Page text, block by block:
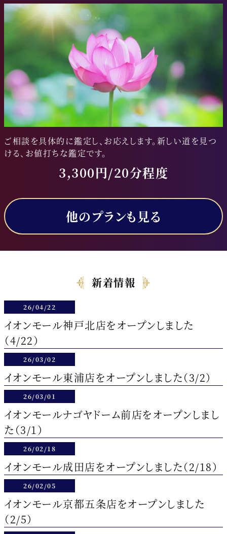
ご相談を具体的に鑑定し、お応えします。新しい道を見つ
ける、お値打ちな鑑定です。
3,300円/20分程度
他のプランも見る
新着情報
26/04/22
イオンモール神戸北店をオープンしました
（4/22）
26/03/02
イオンモール東浦店をオープンしました（3/2）
26/03/01
イオンモールナゴヤドーム前店をオープンしまし
た（3/1）
26/02/18
イオンモール成田店をオープンしました（2/18）
26/02/05
イオンモール京都五条店をオープンしました
（2/5）